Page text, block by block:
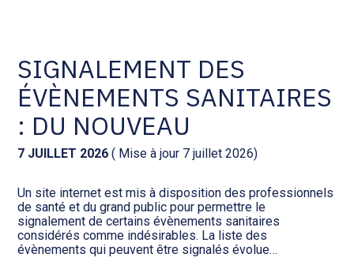
Social et ressources humaines
Assistance juridique
Audit légal
Tenue de votre comptabilité :
ACD
Facturation et pilotage :
Facturation et pilotage : MEG
Analyse et tableau de bord :
SIGNALEMENT DES
ÉVÈNEMENTS SANITAIRES
: DU NOUVEAU
7 JUILLET 2026 ( Mise à jour 7 juillet 2026)
Un site internet est mis à disposition des professionnels
de santé et du grand public pour permettre le
signalement de certains évènements sanitaires
considérés comme indésirables. La liste des
évènements qui peuvent être signalés évolue…